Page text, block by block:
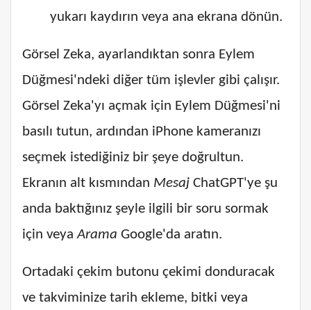
yukarı kaydırın veya ana ekrana dönün.
Görsel Zeka, ayarlandıktan sonra Eylem
Düğmesi'ndeki diğer tüm işlevler gibi çalışır.
Görsel Zeka'yı açmak için Eylem Düğmesi'ni
basılı tutun, ardından iPhone kameranızı
seçmek istediğiniz bir şeye doğrultun.
Ekranın alt kısmından Mesaj ChatGPT'ye şu
anda baktığınız şeyle ilgili bir soru sormak
için veyaArama Google'da aratın.
Ortadaki çekim butonu çekimi donduracak
ve takviminize tarih ekleme, bitki veya